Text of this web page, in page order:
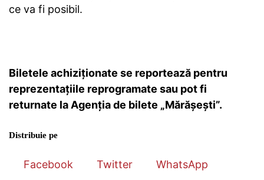
ce va fi posibil.
Biletele achiziționate se reportează pentru
reprezentațiile reprogramate sau pot fi
returnate la Agenția de bilete „Mărășești”.
Distribuie pe
Facebook Twitter WhatsApp